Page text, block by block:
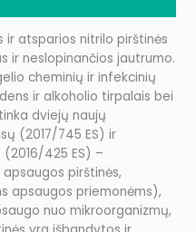
ir atsparios nitrilo pirštinės
ir neslopinančios jautrumo.
cheminių ir infekcinių
ir alkoholio tirpalais bei
dviejų naujų
(2017/745 ES) ir
425 ES) –
pirštinės,
apsaugos priemonėms),
nuo mikroorganizmų,